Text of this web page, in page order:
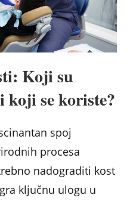
Koji su
koji se koriste?
spoj
procesa
nadograditi kost
ključnu ulogu u